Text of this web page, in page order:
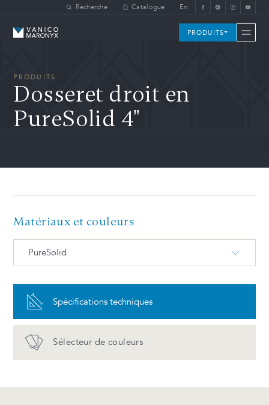
Skip to main contentRecherche Catalogue En
Vanico-Maronyx PRODUITS
PRODUITS
Dosseret droit en
PureSolid 4"
Matériaux et couleurs
PureSolid
Avantages et entretien
Spécifications techniques
Sélecteur de couleurs